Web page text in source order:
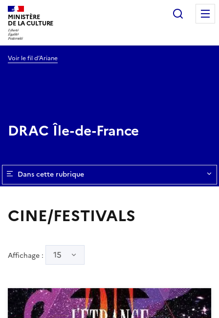
MINISTÈRE
DE LA CULTURE
Voir le fil d’Ariane
DRAC Île-de-France
Dans cette rubrique
CINE/FESTIVALS
Affichage : 15